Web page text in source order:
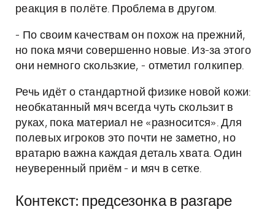
реакция в полёте. Проблема в другом.
- По своим качествам он похож на прежний,
но пока мячи совершенно новые. Из-за этого
они немного скользкие, - отметил голкипер.
Речь идёт о стандартной физике новой кожи:
необкатанный мяч всегда чуть скользит в
руках, пока материал не «разносится». Для
полевых игроков это почти не заметно, но
вратарю важна каждая деталь хвата. Один
неуверенный приём - и мяч в сетке.
Контекст: предсезонка в разгаре